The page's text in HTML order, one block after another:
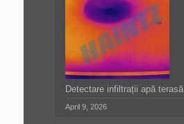
Detectare infiltrații apă terasă
April 9, 2026